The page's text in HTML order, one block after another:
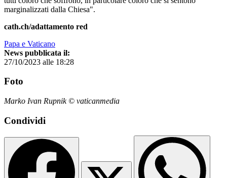
marginalizzati dalla Chiesa".
cath.ch/adattamento red
Papa e Vaticano
News pubblicata il:
27/10/2023 alle 18:28
Foto
Marko Ivan Rupnik © vaticanmedia
Condividi